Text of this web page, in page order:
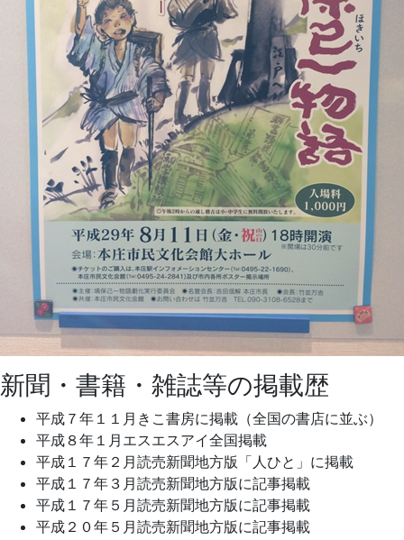
新聞・書籍・雑誌等の掲載歴
平成７年１１月きこ書房に掲載（全国の書店に並ぶ）
平成８年１月エスエスアイ全国掲載
平成１７年２月読売新聞地方版「人ひと」に掲載
平成１７年３月読売新聞地方版に記事掲載
平成１７年５月読売新聞地方版に記事掲載
平成２０年５月読売新聞地方版に記事掲載